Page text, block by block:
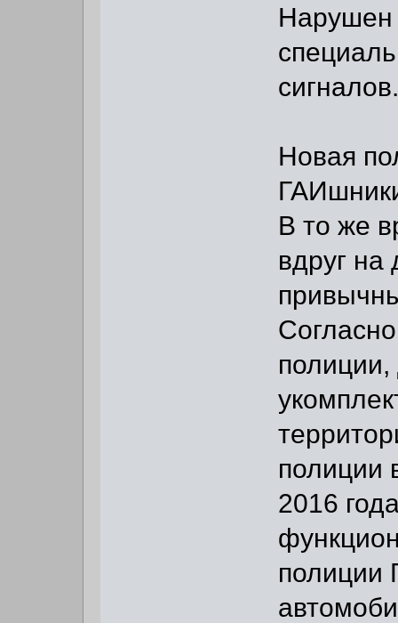
Нарушен
сигналов.
Новая
В то же
вдруг на
полиции,
полиции
2016
полиции